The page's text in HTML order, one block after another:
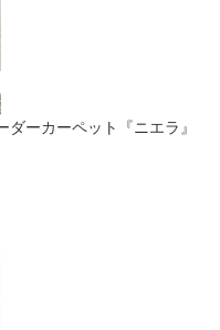
ーカーペット『ニエラ』